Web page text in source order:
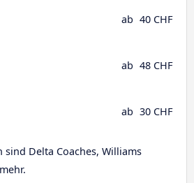
ab 40 CHF
ab 48 CHF
ab 30 CHF
Delta Coaches, Williams